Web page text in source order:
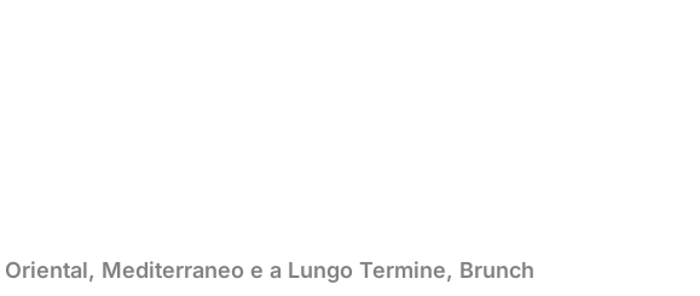
Mediterraneo e a Lungo Termine, Brunch